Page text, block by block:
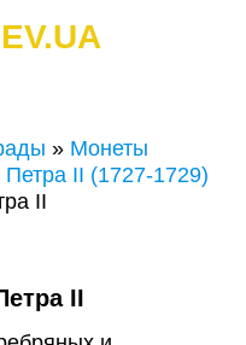
» Монеты
II (1727-1729)
II
II